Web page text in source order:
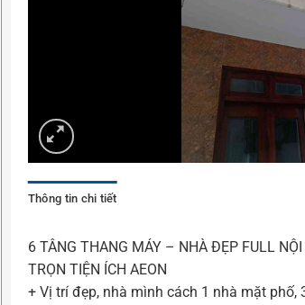
Thông tin chi tiết
6 TÂNG THANG MÁY – NHÀ ĐẸP FULL
TRỌN TIỆN ÍCH AEON
+ Vị trí đẹp, nhà mình cách 1 nhà mặt